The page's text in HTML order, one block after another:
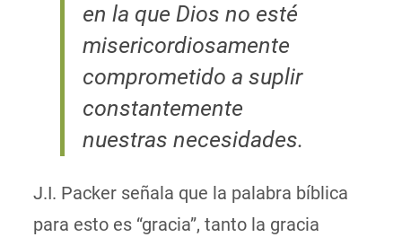
en la que Dios no esté
misericordiosamente
comprometido a suplir
constantemente
nuestras necesidades.
J.I. Packer señala que la palabra bíblica
para esto es “gracia”, tanto la gracia